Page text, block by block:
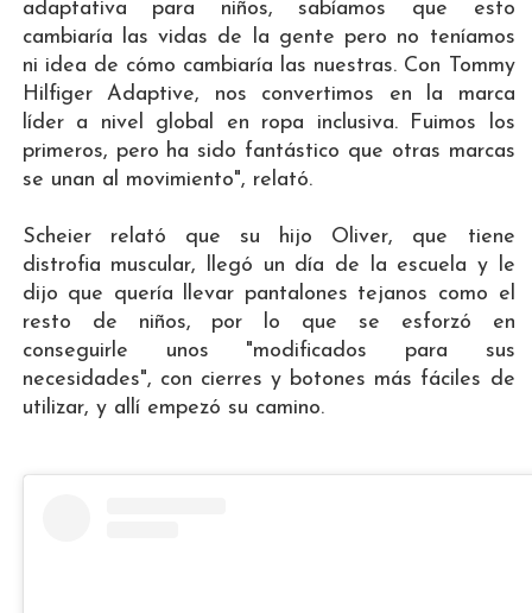
adaptativa para niños, sabíamos que esto
cambiaría las vidas de la gente pero no teníamos
ni idea de cómo cambiaría las nuestras. Con Tommy
Hilfiger Adaptive, nos convertimos en la marca
líder a nivel global en ropa inclusiva. Fuimos los
primeros, pero ha sido fantástico que otras marcas
se unan al movimiento", relató.
Scheier relató que su hijo Oliver, que tiene
distrofia muscular, llegó un día de la escuela y le
dijo que quería llevar pantalones tejanos como el
resto de niños, por lo que se esforzó en
conseguirle unos "modificados para sus
necesidades", con cierres y botones más fáciles de
utilizar, y allí empezó su camino.